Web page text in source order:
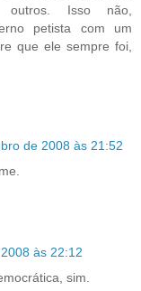
outros. Isso não,
petista com um
que ele sempre foi,
de 2008 às 21:52
às 22:12
sim.